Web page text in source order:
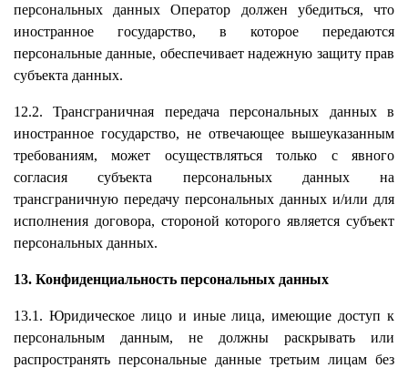
персональных данных Оператор должен убедиться, что
иностранное государство, в которое передаются
персональные данные, обеспечивает надежную защиту прав
субъекта данных.
12.2. Трансграничная передача персональных данных в
иностранное государство, не отвечающее вышеуказанным
требованиям, может осуществляться только с явного
согласия субъекта персональных данных на
трансграничную передачу персональных данных и/или для
исполнения договора, стороной которого является субъект
персональных данных.
13. Конфиденциальность персональных данных
13.1. Юридическое лицо и иные лица, имеющие доступ к
персональным данным, не должны раскрывать или
распространять персональные данные третьим лицам без